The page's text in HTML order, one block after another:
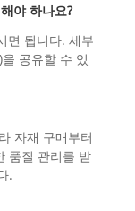
야 하나요?
면 됩니다. 세부
공유할 수 있
자재 구매부터
품질 관리를 받
.